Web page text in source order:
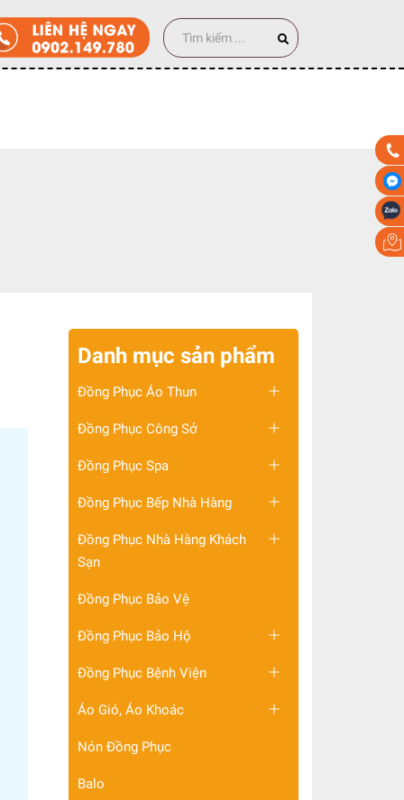
cái
Danh mục sản phẩm
Đồng Phục Áo Thun
Đồng Phục Công Sở
Đồng Phục Spa
Đồng Phục Bếp Nhà Hàng
Đồng Phục Nhà Hàng Khách
Sạn
Đồng Phục Bảo Vệ
Đồng Phục Bảo Hộ
Đồng Phục Bệnh Viện
Áo Gió, Áo Khoác
Nón Đồng Phục
Balo